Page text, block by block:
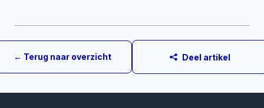
← Terug naar overzicht Deel artikel